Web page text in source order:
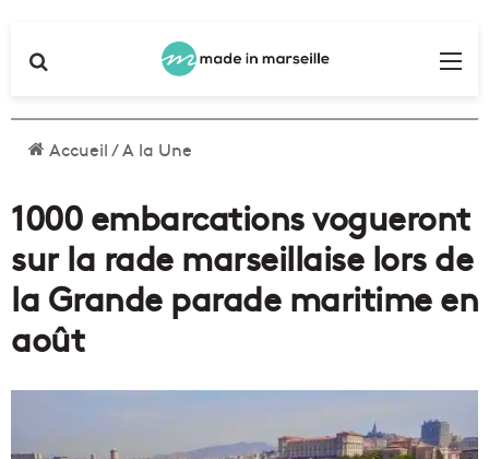
Accueil/A la Une
1000 embarcations vogueront
sur la rade marseillaise lors de
la Grande parade maritime en
août